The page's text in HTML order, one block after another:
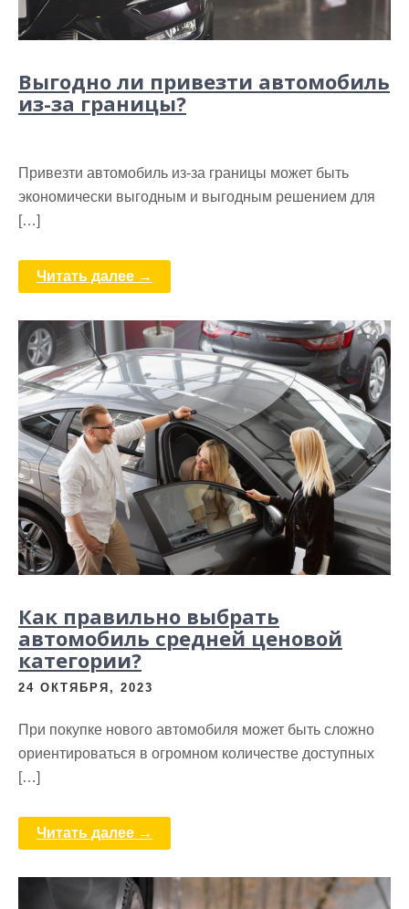
Выгодно ли привезти автомобиль
из-за границы?
Привезти автомобиль из-за границы может быть
экономически выгодным и выгодным решением для
[…]
Читать далее →
Как правильно выбрать
автомобиль средней ценовой
категории?
24 ОКТЯБРЯ, 2023
При покупке нового автомобиля может быть сложно
ориентироваться в огромном количестве доступных
[…]
Читать далее →